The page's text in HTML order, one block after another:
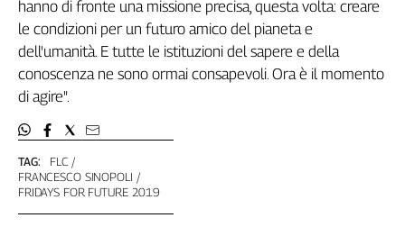
Inserti
Idea
Diffusa
InFlai
Le
trasmissioni
tv
Work
TAG:
FLC
FRANCESCO SINOPOLI
FRIDAYS FOR FUTURE 2019
hanno di fronte una missione precisa, questa volta: creare
le condizioni per un futuro amico del pianeta e
dell'umanità. E tutte le istituzioni del sapere e della
conoscenza ne sono ormai consapevoli. Ora è il momento
di agire".